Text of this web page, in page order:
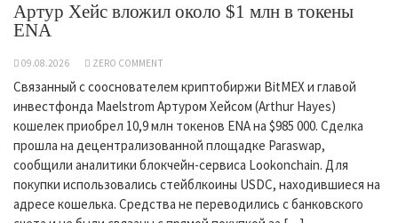
Артур Хейс вложил около $1 млн в токены
ENA
09.08.2026 ZERO COMMENT
Связанный с сооснователем криптобиржи BitMEX и главой
инвестфонда Maelstrom Артуром Хейсом (Arthur Hayes)
кошелек приобрел 10,9 млн токенов ENA на $985 000. Сделка
прошла на децентрализованной площадке Paraswap,
сообщили аналитики блокчейн-сервиса Lookonchain. Для
покупки использовались стейблкоины USDC, находившиеся на
адресе кошелька. Средства не переводились с банковского